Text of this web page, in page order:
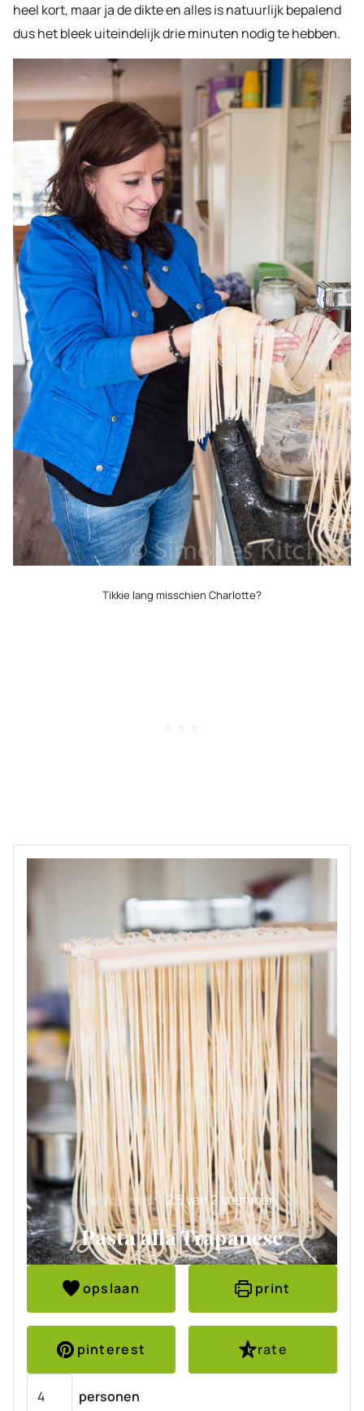
heel kort, maar ja de dikte en alles is natuurlijk bepalend
dus het bleek uiteindelijk drie minuten nodig te hebben.
Tikkie lang misschien Charlotte?
2.5van2stemmen
Pasta alla Trapanese
opslaan print
pinterest
rate
personen